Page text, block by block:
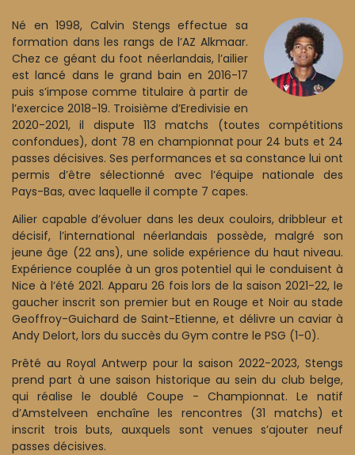
Né en 1998, Calvin Stengs effectue sa
formation dans les rangs de l’AZ Alkmaar.
Chez ce géant du foot néerlandais, l’ailier
est lancé dans le grand bain en 2016-17
puis s’impose comme titulaire à partir de
l’exercice 2018-19. Troisième d’Eredivisie en
2020-2021, il dispute 113 matchs (toutes compétitions
confondues), dont 78 en championnat pour 24 buts et 24
passes décisives. Ses performances et sa constance lui ont
permis d’être sélectionné avec l’équipe nationale des
Pays-Bas, avec laquelle il compte 7 capes.
Ailier capable d’évoluer dans les deux couloirs, dribbleur et
décisif, l’international néerlandais possède, malgré son
jeune âge (22 ans), une solide expérience du haut niveau.
Expérience couplée à un gros potentiel qui le conduisent à
Nice à l’été 2021. Apparu 26 fois lors de la saison 2021-22, le
gaucher inscrit son premier but en Rouge et Noir au stade
Geoffroy-Guichard de Saint-Etienne, et délivre un caviar à
Andy Delort, lors du succès du Gym contre le PSG (1-0).
Prêté au Royal Antwerp pour la saison 2022-2023, Stengs
prend part à une saison historique au sein du club belge,
qui réalise le doublé Coupe - Championnat. Le natif
d’Amstelveen enchaîne les rencontres (31 matchs) et
inscrit trois buts, auxquels sont venues s’ajouter neuf
passes décisives.